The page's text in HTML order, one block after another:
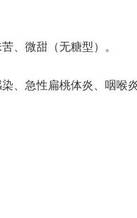
、微甜（无糖型）。
、急性扁桃体炎、咽喉